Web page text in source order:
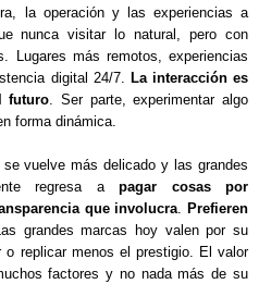
la operación y las experiencias a
nunca visitar lo natural, pero con
Lugares más remotos, experiencias
digital 24/7.
La interacción es
futuro . Ser parte, experimentar algo
forma dinámica.
vuelve más delicado y las grandes
regresa a pagar cosas por
que involucra
Prefieren
grandes marcas hoy valen por su
o replicar menos el prestigio. El valor
factores y no nada más de su